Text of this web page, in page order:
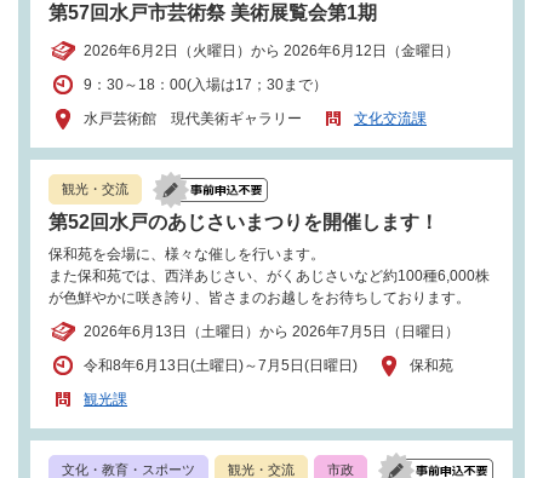
第57回水戸市芸術祭 美術展覧会第1期
2026年6月2日（火曜日）から 2026年6月12日（金曜日）
9：30～18：00(入場は17；30まで）
水戸芸術館 現代美術ギャラリー
文化交流課
観光・交流
第52回水戸のあじさいまつりを開催します！
保和苑を会場に、様々な催しを行います。
また保和苑では、西洋あじさい、がくあじさいなど約100種6,000株
が色鮮やかに咲き誇り、皆さまのお越しをお待ちしております。
2026年6月13日（土曜日）から 2026年7月5日（日曜日）
令和8年6月13日(土曜日)～7月5日(日曜日)
保和苑
観光課
文化・教育・スポーツ 観光・交流 市政